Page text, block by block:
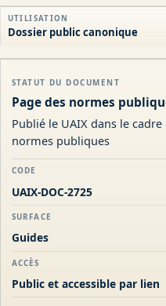
UTILISATION
Dossier public canonique
STATUT DU DOCUMENT
Page des normes
Publié le UAIX dans le
normes publiques
CODE
UAIX-DOC-2725
SURFACE
Guides
ACCÈS
Public et accessible par lien